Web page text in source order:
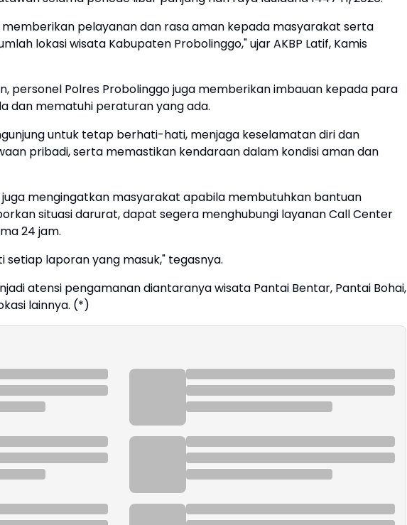
pelayanan dan rasa aman kepada masyarakat serta
lokasi wisata Kabupaten Probolinggo," ujar AKBP Latif, Kamis
personel Polres Probolinggo juga memberikan imbauan kepada para
dan mematuhi peraturan yang ada.
untuk tetap berhati-hati, menjaga keselamatan diri dan
pribadi, serta memastikan kendaraan dalam kondisi aman dan
mengingatkan masyarakat apabila membutuhkan bantuan
situasi darurat, dapat segera menghubungi layanan Call Center
24 jam.
setiap laporan yang masuk," tegasnya.
atensi pengamanan diantaranya wisata Pantai Bentar, Pantai Bohai,
lainnya. (*)